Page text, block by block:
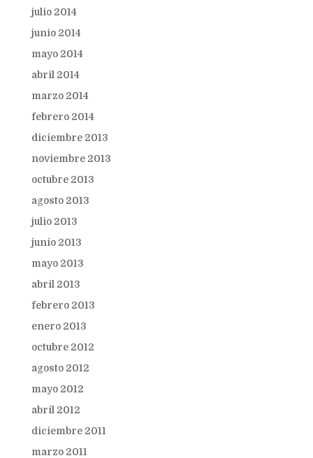
julio 2014
junio 2014
mayo 2014
abril 2014
marzo 2014
febrero 2014
diciembre 2013
noviembre 2013
octubre 2013
agosto 2013
julio 2013
junio 2013
mayo 2013
abril 2013
febrero 2013
enero 2013
octubre 2012
agosto 2012
mayo 2012
abril 2012
diciembre 2011
marzo 2011